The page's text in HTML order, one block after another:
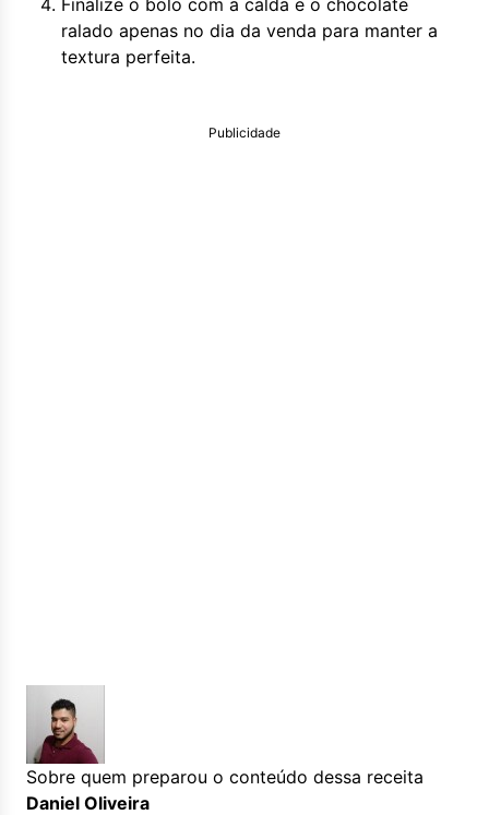
Finalize o bolo com a calda e o chocolate
ralado apenas no dia da venda para manter a
textura perfeita.
Publicidade
Sobre quem preparou o conteúdo dessa receita
Daniel Oliveira